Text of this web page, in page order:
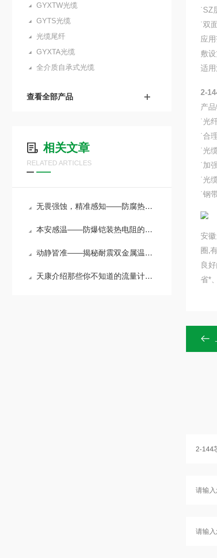
GYXTW光缆
GYTS光缆
光缆尾纤
GYXTA光缆
全介质自承式光缆
查看全部产品
相关文章
RELATED ARTICLES
无畏强蚀，精准感知——防腐热电偶护航苛刻工况温度测量
本安感温——防爆铠装热电阻的原理与选购要点
动静皆准——揭秘耐震双金属温度计在强振动环境下的测温奥秘
天康介绍那些你不知道的流量计小知识
˙SZ
˙双
应
敷
适
2-
产
˙光
˙合
˙光
˙加
˙光
˙钢
安
圈,
良
省*